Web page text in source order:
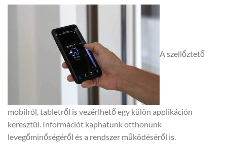
A szellőztető
mobilról, tabletről is vezérlhető egy külön applikáción
keresztül. Információt kaphatunk otthonunk
levegőminőségéről és a rendszer működéséről is.